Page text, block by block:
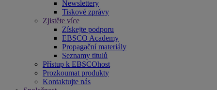
Newslettery
Tiskové zprávy
Zjistěte více
Získejte podporu
EBSCO Academy
Propagační materiály
Seznamy titulů
Přístup k EBSCOhost
Prozkoumat produkty
Kontaktujte nás